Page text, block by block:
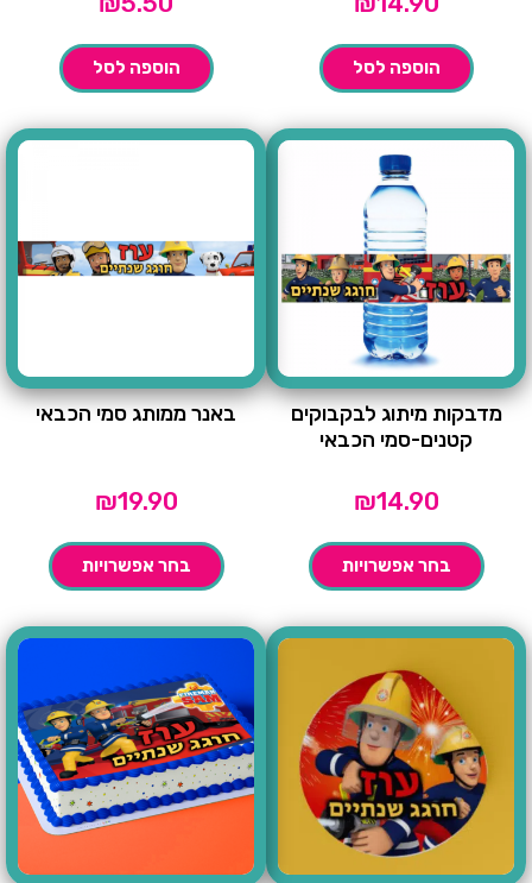
הוספה לסל הוספה לסל
מדבקות מיתוג לבקבוקים
קטנים-סמי הכבאי
₪14.90
בחר אפשרויות
באנר ממותג סמי הכבאי
₪19.90
בחר אפשרויות